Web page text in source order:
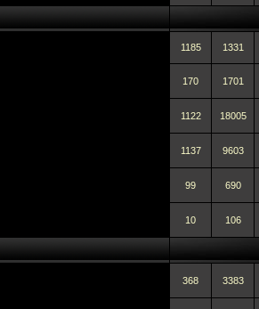
1185 1331
170 1701
1122 18005
1137 9603
99 690
10 106
368 3383